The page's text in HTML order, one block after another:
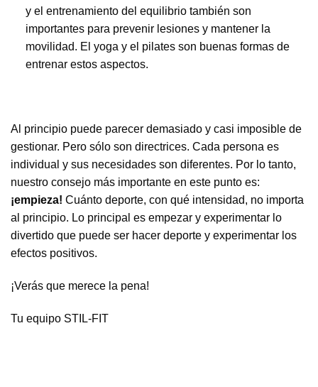
y el entrenamiento del equilibrio también son
importantes para prevenir lesiones y mantener la
movilidad. El yoga y el pilates son buenas formas de
entrenar estos aspectos.
Al principio puede parecer demasiado y casi imposible de
gestionar. Pero sólo son directrices. Cada persona es
individual y sus necesidades son diferentes. Por lo tanto,
nuestro consejo más importante en este punto es:
¡empieza! Cuánto deporte, con qué intensidad, no importa
al principio. Lo principal es empezar y experimentar lo
divertido que puede ser hacer deporte y experimentar los
efectos positivos.
¡Verás que merece la pena!
Tu equipo STIL-FIT